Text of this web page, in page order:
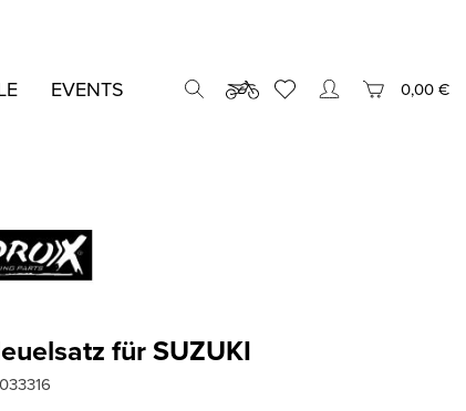
EVENTS 0,00 €
für SUZUKI
033316